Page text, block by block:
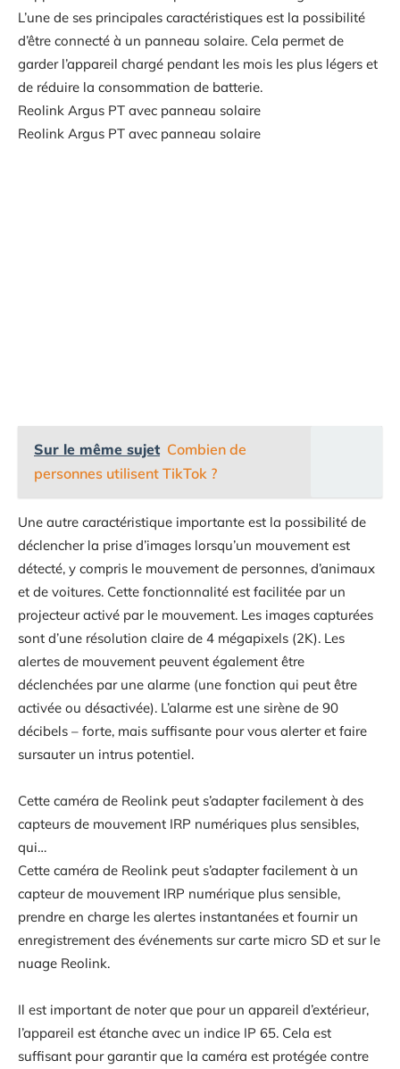
L’une de ses principales caractéristiques est la possibilité
d’être connecté à un panneau solaire. Cela permet de
garder l’appareil chargé pendant les mois les plus légers et
de réduire la consommation de batterie.
Reolink Argus PT avec panneau solaire
Reolink Argus PT avec panneau solaire
Sur le même sujet Combien de
personnes utilisent TikTok ?
Une autre caractéristique importante est la possibilité de
déclencher la prise d’images lorsqu’un mouvement est
détecté, y compris le mouvement de personnes, d’animaux
et de voitures. Cette fonctionnalité est facilitée par un
projecteur activé par le mouvement. Les images capturées
sont d’une résolution claire de 4 mégapixels (2K). Les
alertes de mouvement peuvent également être
déclenchées par une alarme (une fonction qui peut être
activée ou désactivée). L’alarme est une sirène de 90
décibels – forte, mais suffisante pour vous alerter et faire
sursauter un intrus potentiel.
Cette caméra de Reolink peut s’adapter facilement à des
capteurs de mouvement IRP numériques plus sensibles,
qui…
Cette caméra de Reolink peut s’adapter facilement à un
capteur de mouvement IRP numérique plus sensible,
prendre en charge les alertes instantanées et fournir un
enregistrement des événements sur carte micro SD et sur le
nuage Reolink.
Il est important de noter que pour un appareil d’extérieur,
l’appareil est étanche avec un indice IP 65. Cela est
suffisant pour garantir que la caméra est protégée contre